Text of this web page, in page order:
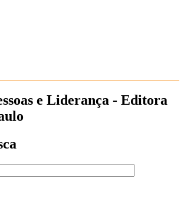
e Liderança - Editora